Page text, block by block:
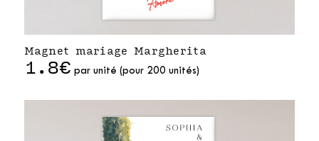
Magnet mariage Margherita
1.8€ par unité (pour 200 unités)